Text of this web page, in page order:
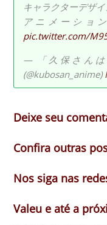
キャラクターデザ
アニメーショ
pic.twitter.com/
— 「久保さん
(@kubosan_anime)
Deixe seu
Confira outras
Nos siga nas
Valeu e até a